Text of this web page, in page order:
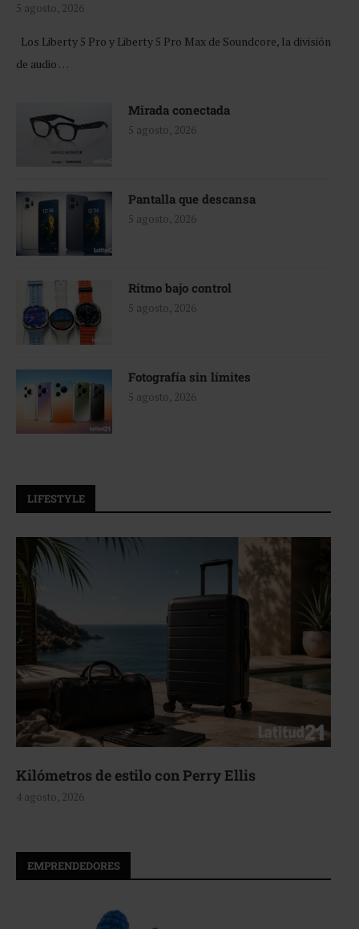
5 agosto, 2026
Los Liberty 5 Pro y Liberty 5 Pro Max de Soundcore, la división
de audio …
Mirada conectada
5 agosto, 2026
Pantalla que descansa
5 agosto, 2026
Ritmo bajo control
5 agosto, 2026
Fotografía sin límites
5 agosto, 2026
LIFESTYLE
Perry Ellis Aerie, texturas que
EMPRENDEDORES